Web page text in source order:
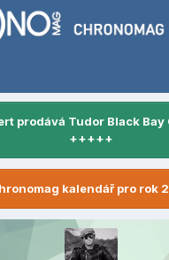
prodává Tudor Black Bay
+++++
kalendář pro rok